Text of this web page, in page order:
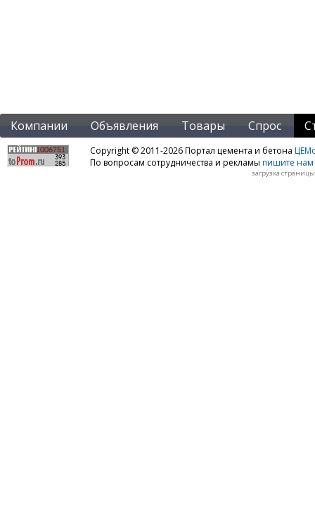
Компании Объявления Товары Спрос
Copyright © 2011-2026 Портал цемента и бетона
По вопросам сотрудничества и рекламы пишите нам
загрузка